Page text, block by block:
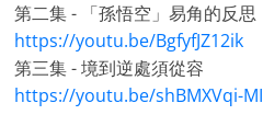
第二集 - 「孫悟空」易角的反思
https://youtu.be/BgfyfJZ12ik
第三集 - 境到逆處須從容
https://youtu.be/shBMXVqi-MI